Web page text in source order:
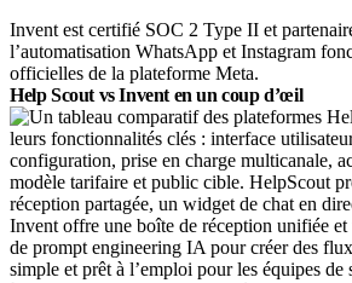
Invent est certifié SOC 2 Type II et
l’automatisation WhatsApp et Instagram
officielles de la plateforme Meta.
Help Scout vs Invent en un coup d’œil